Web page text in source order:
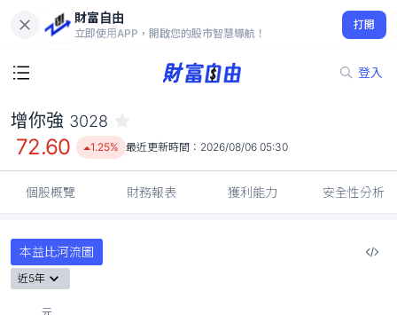
財富自由
立即使用APP，開啟您的股市智慧導航！
打開
登入
72.60
1.25%
增你強 3028
72.60 1.25% 最近更新時間： 2026/08/06 05:30
個股概覽 財務報表 獲利能力 安全性分析
本益比河流圖
近5年